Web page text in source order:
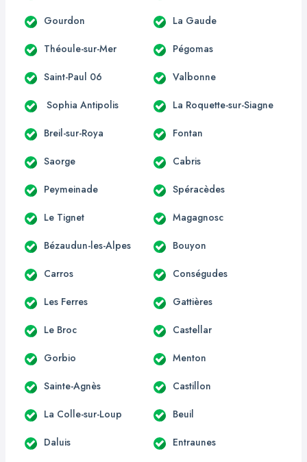
Gourdon La Gaude
Théoule-sur-Mer Pégomas
Saint-Paul 06 Valbonne
Sophia Antipolis La Roquette-sur-Siagne
Breil-sur-Roya Fontan
Saorge Cabris
Peymeinade Spéracèdes
Le Tignet Magagnosc
Bézaudun-les-Alpes Bouyon
Carros Conségudes
Les Ferres Gattières
Le Broc Castellar
Gorbio Menton
Sainte-Agnès Castillon
La Colle-sur-Loup Beuil
Daluis Entraunes